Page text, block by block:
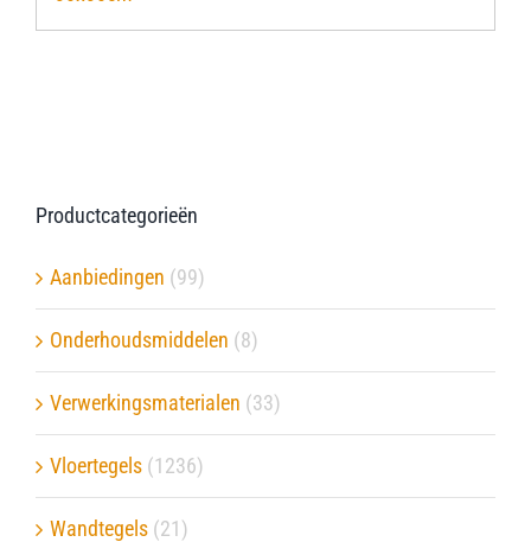
Productcategorieën
Aanbiedingen (99)
Onderhoudsmiddelen (8)
Verwerkingsmaterialen (33)
Vloertegels (1236)
Wandtegels (21)